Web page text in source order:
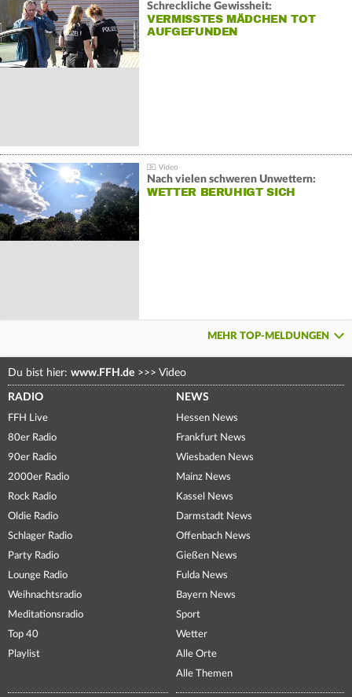
Schreckliche Gewissheit:
VERMISSTES MÄDCHEN TOT
AUFGEFUNDEN
Nach vielen schweren Unwettern:
WETTER BERUHIGT SICH
MEHR TOP-MELDUNGEN
Du bist hier: www.FFH.de >>> Video
RADIO
FFH Live
80er Radio
90er Radio
2000er Radio
Rock Radio
Oldie Radio
Schlager Radio
Party Radio
Lounge Radio
Weihnachtsradio
Meditationsradio
Top 40
Playlist
NEWS
Hessen News
Frankfurt News
Wiesbaden News
Mainz News
Kassel News
Darmstadt News
Offenbach News
Gießen News
Fulda News
Bayern News
Sport
Wetter
Alle Orte
Alle Themen